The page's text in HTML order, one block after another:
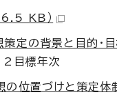
KB）
定の背景と目的・
目標年次
位置づけと策定体